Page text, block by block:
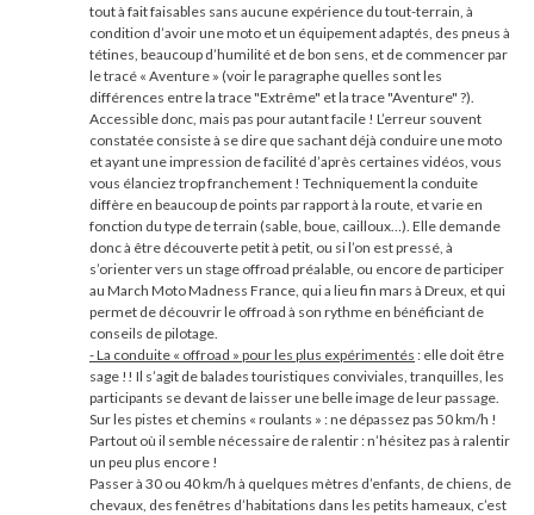
tout à fait faisables sans aucune expérience du tout-terrain, à
condition d’avoir une moto et un équipement adaptés, des pneus à
tétines, beaucoup d’humilité et de bon sens, et de commencer par
le tracé « Aventure » (voir le paragraphe quelles sont les
différences entre la trace "Extrême" et la trace "Aventure" ?).
Accessible donc, mais pas pour autant facile ! L’erreur souvent
constatée consiste à se dire que sachant déjà conduire une moto
et ayant une impression de facilité d’après certaines vidéos, vous
vous élanciez trop franchement ! Techniquement la conduite
diffère en beaucoup de points par rapport à la route, et varie en
fonction du type de terrain (sable, boue, cailloux…). Elle demande
donc à être découverte petit à petit, ou si l’on est pressé, à
s’orienter vers un stage offroad préalable, ou encore de participer
au March Moto Madness France, qui a lieu fin mars à Dreux, et qui
permet de découvrir le offroad à son rythme en bénéficiant de
conseils de pilotage.
- La conduite « offroad » pour les plus expérimentés : elle doit être
sage !! Il s’agit de balades touristiques conviviales, tranquilles, les
participants se devant de laisser une belle image de leur passage.
Sur les pistes et chemins « roulants » : ne dépassez pas 50 km/h !
Partout où il semble nécessaire de ralentir : n’hésitez pas à ralentir
un peu plus encore !
Passer à 30 ou 40 km/h à quelques mètres d’enfants, de chiens, de
chevaux, des fenêtres d’habitations dans les petits hameaux, c’est